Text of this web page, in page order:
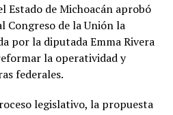
Estado de Michoacán aprobó
Congreso de la Unión la
por la diputada Emma Rivera
la operatividad y
federales.
legislativo, la propuesta